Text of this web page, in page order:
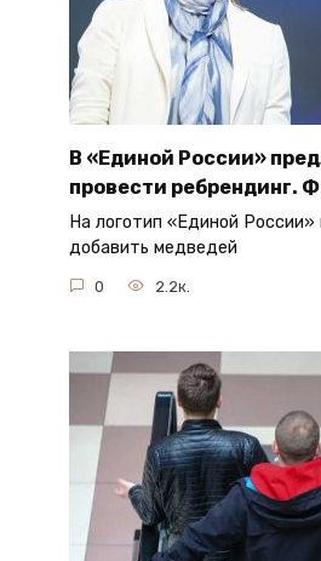
В «Единой России»
провести ребрендинг.
На логотип «Единой
добавить медведей
0 2.2к.